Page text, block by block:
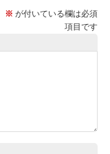
※ が付いている欄は必須
項目です